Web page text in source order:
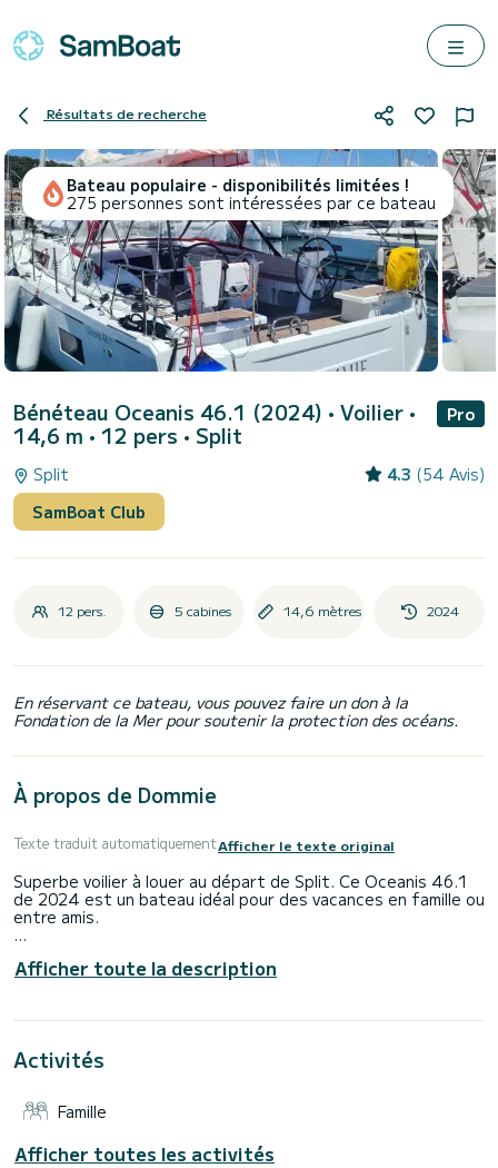
Résultats de recherche
Bateau populaire - disponibilités limitées !
275 personnes sont intéressées par ce bateau
Bénéteau Oceanis 46.1 (2024) • Voilier •
14,6 m • 12 pers • Split
Pro
Split 4.3 (54 Avis)
SamBoat Club
12 pers. 5 cabines 14,6 mètres 2024
En réservant ce bateau, vous pouvez faire un don à la
Fondation de la Mer pour soutenir la protection des océans.
À propos de Dommie
Texte traduit automatiquementAfficher le texte original
Superbe voilier à louer au départ de Split. Ce Oceanis 46.1
de 2024 est un bateau idéal pour des vacances en famille ou
entre amis.
de 15 mètres. Vous pourrez accueillir jusqu'à 12 personnes
en navigation et profiter de ses 5 cabines tout confort.
Pour votre confort, Dommie possède 3 toilettes avec
équipements suivants : Pilote automatique, Propulseur
pont, Plateforme de bain .
Afficher toute la description
Activités
Famille
Afficher toutes les activités